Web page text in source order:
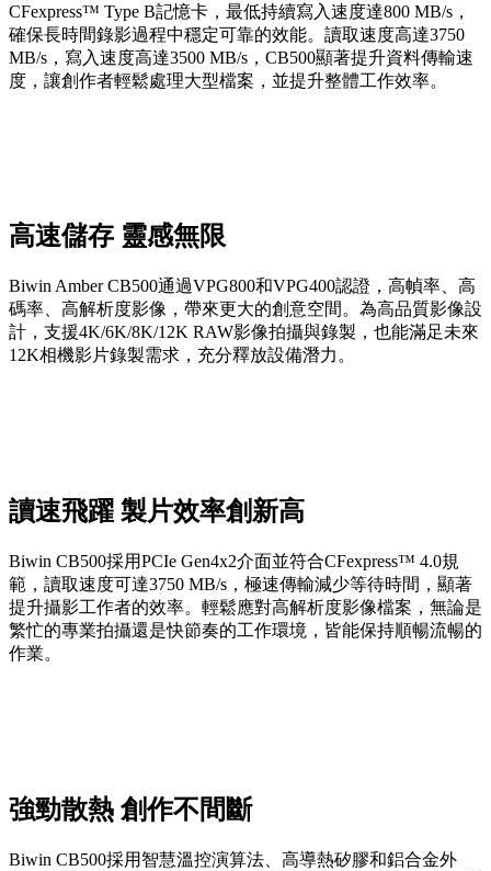
CFexpress™ Type B記憶卡，最低持續寫入速度達800 MB/s，
確保長時間錄影過程中穩定可靠的效能。讀取速度高達3750
MB/s，寫入速度高達3500 MB/s，CB500顯著提升資料傳輸速
度，讓創作者輕鬆處理大型檔案，並提升整體工作效率。
高速儲存 靈感無限
Biwin Amber CB500通過VPG800和VPG400認證，高幀率、高
碼率、高解析度影像，帶來更大的創意空間。為高品質影像設
計，支援4K/6K/8K/12K RAW影像拍攝與錄製，也能滿足未來
12K相機影片錄製需求，充分釋放設備潛力。
讀速飛躍 製片效率創新高
Biwin CB500採用PCIe Gen4x2介面並符合CFexpress™ 4.0規
範，讀取速度可達3750 MB/s，極速傳輸減少等待時間，顯著
提升攝影工作者的效率。輕鬆應對高解析度影像檔案，無論是
繁忙的專業拍攝還是快節奏的工作環境，皆能保持順暢流暢的
作業。
強勁散熱 創作不間斷
Biwin CB500採用智慧溫控演算法、高導熱矽膠和鋁合金外